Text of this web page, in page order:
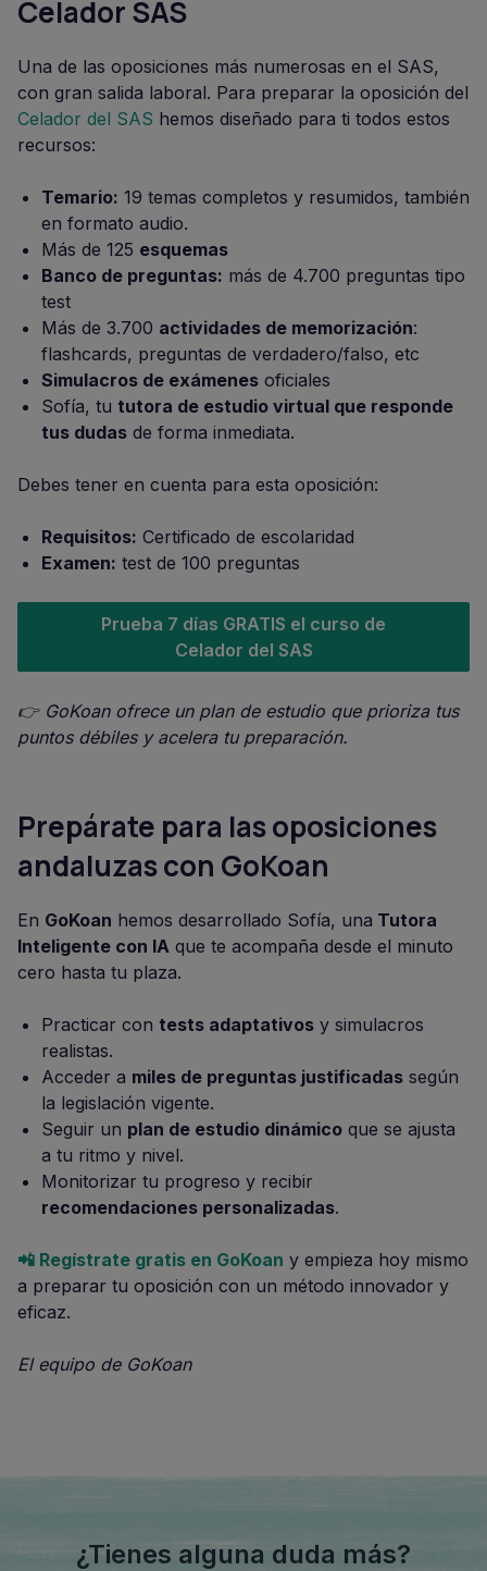
Celador SAS
Una de las oposiciones más numerosas en el SAS,
con gran salida laboral. Para preparar la oposición del
Celador del SAS hemos diseñado para ti todos estos
recursos:
Temario: 19 temas completos y resumidos, también
en formato audio.
Más de 125 esquemas
Banco de preguntas: más de 4.700 preguntas tipo
test
Más de 3.700 actividades de memorización:
flashcards, preguntas de verdadero/falso, etc
Simulacros de exámenes oficiales
Sofía, tu tutora de estudio virtual que responde
tus dudas de forma inmediata.
Debes tener en cuenta para esta oposición:
Requisitos: Certificado de escolaridad
Examen: test de 100 preguntas
Prueba 7 días GRATIS el curso de
Celador del SAS
👉 GoKoan ofrece un plan de estudio que prioriza tus
puntos débiles y acelera tu preparación.
Prepárate para las oposiciones
andaluzas con GoKoan
En GoKoan hemos desarrollado Sofía, una Tutora
Inteligente con IA que te acompaña desde el minuto
cero hasta tu plaza.
Practicar con tests adaptativos y simulacros
realistas.
Acceder a miles de preguntas justificadas según
la legislación vigente.
Seguir un plan de estudio dinámico que se ajusta
a tu ritmo y nivel.
Monitorizar tu progreso y recibir
recomendaciones personalizadas.
📲 Regístrate gratis en GoKoan y empieza hoy mismo
a preparar tu oposición con un método innovador y
eficaz.
El equipo de GoKoan
¿Tienes alguna duda más?